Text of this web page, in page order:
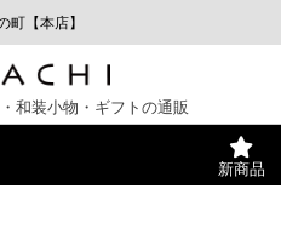
町【本店】
和装小物・ギフトの通販
新商品